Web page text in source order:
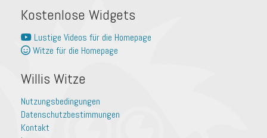
Kostenlose Widgets
Lustige Videos für die Homepage
Witze für die Homepage
Willis Witze
Nutzungsbedingungen
Datenschutzbestimmungen
Kontakt